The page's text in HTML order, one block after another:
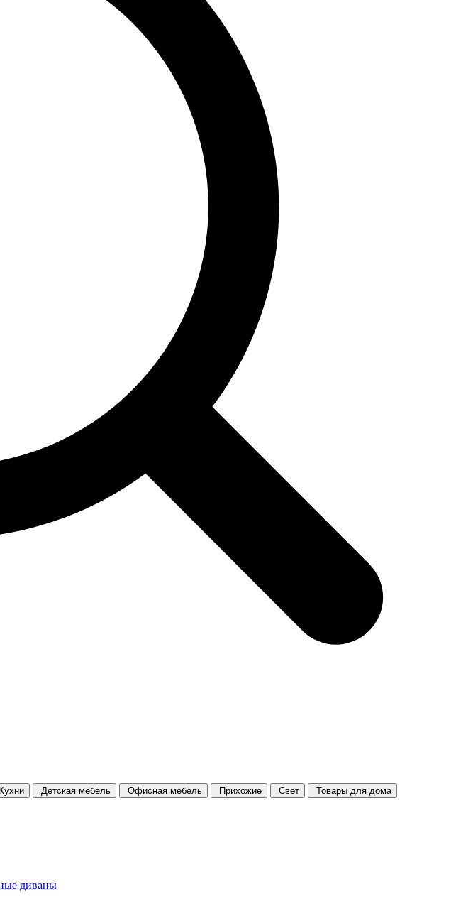
Кухни Детская мебель Офисная мебель Прихожие Свет
Товары для дома
диваны